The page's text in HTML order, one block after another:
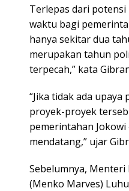
Terlepas dari potensi
waktu bagi
hanya sekitar dua
merupakan tahun
terpecah,” kata
“Jika tidak ada
proyek-proyek
pemerintahan
mendatang,” ujar
Sebelumnya,
(Menko Marves)